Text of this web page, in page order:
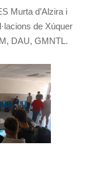
Murta d’Alzira i
de Xúquer
DAU, GMNTL.